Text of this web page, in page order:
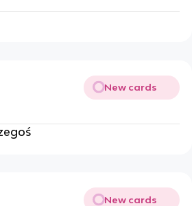
New cards
New cards